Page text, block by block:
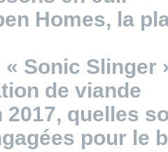
Homes, la
« Sonic Slinger
de viande
2017, quelles
pour le